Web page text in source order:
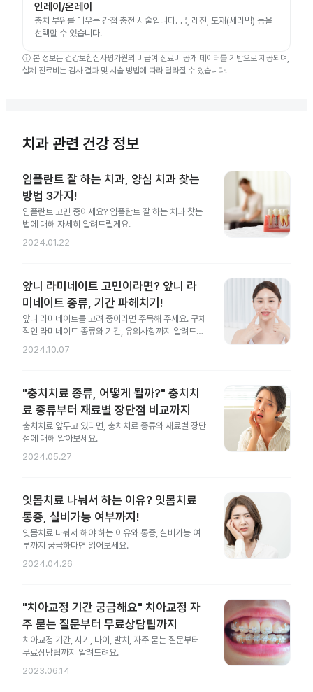
인레이/온레이
충치 부위를 메우는 간접 충전 시술입니다. 금, 레진, 도재(세라믹) 등을
선택할 수 있습니다.
ⓘ 본 정보는 건강보험심사평가원의 비급여 진료비 공개 데이터를 기반으로 제공되며,
실제 진료비는 검사 결과 및 시술 방법에 따라 달라질 수 있습니다.
치과 관련 건강 정보
임플란트 잘 하는 치과, 양심 치과 찾는
방법 3가지!
임플란트 고민 중이세요? 임플란트 잘 하는 치과 찾는
법에 대해 자세히 알려드릴게요.
2024.01.22
앞니 라미네이트 고민이라면? 앞니 라
미네이트 종류, 기간 파헤치기!
앞니 라미네이트를 고려 중이라면 주목해 주세요. 구체
적인 라미네이트 종류와 기간, 유의사항까지 알려드릴
게요.
2024.10.07
"충치치료 종류, 어떻게 될까?" 충치치
료 종류부터 재료별 장단점 비교까지
충치치료 앞두고 있다면, 충치치료 종류와 재료별 장단
점에 대해 알아보세요.
2024.05.27
잇몸치료 나눠서 하는 이유? 잇몸치료
통증, 실비가능 여부까지!
잇몸치료 나눠서 해야 하는 이유와 통증, 실비가능 여
부까지 궁금하다면 읽어보세요.
2024.04.26
"치아교정 기간 궁금해요" 치아교정 자
주 묻는 질문부터 무료상담팁까지
치아교정 기간, 시기, 나이, 발치, 자주 묻는 질문부터
무료상담팁까지 알려드려요.
2023.06.14